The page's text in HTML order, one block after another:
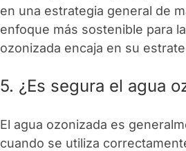
en una estrategia general de
enfoque más sostenible para
ozonizada encaja en su
5. ¿Es segura el agua
El agua ozonizada es
cuando se utiliza